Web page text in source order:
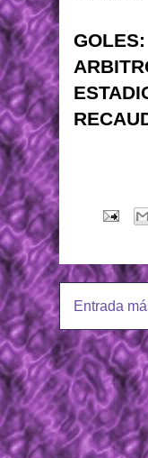
GOLES:
Entrada